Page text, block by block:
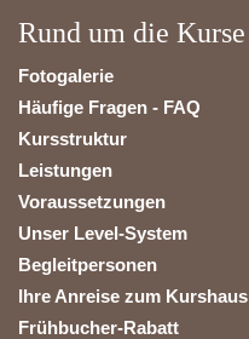
Rund um die Kurse
Fotogalerie
Häufige Fragen - FAQ
Kursstruktur
Leistungen
Voraussetzungen
Unser Level-System
Begleitpersonen
Ihre Anreise zum Kurshaus
Frühbucher-Rabatt